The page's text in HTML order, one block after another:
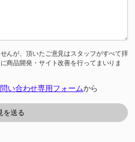
んが、頂いたご意見はスタッフがすべて拝
商品開発・サイト改善を行ってまいりま
い合わせ専用フォームから